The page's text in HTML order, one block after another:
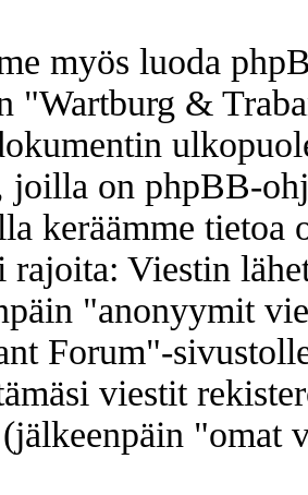
myös luoda
"Wartburg &
joilla on phpBB-
keräämme tietoa
rajoita: Viestin
"anonyymit
Forum"-
viestit
"omat